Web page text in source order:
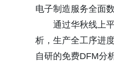
电子制造服务全面
通过华秋线上
析，生产全工序进
自研的免费DFM分